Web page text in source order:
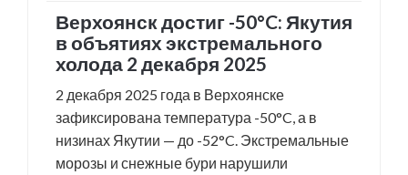
Верхоянск достиг -50°C: Якутия
в объятиях экстремального
холода 2 декабря 2025
2 декабря 2025 года в Верхоянске
зафиксирована температура -50°C, а в
низинах Якутии — до -52°C. Экстремальные
морозы и снежные бури нарушили